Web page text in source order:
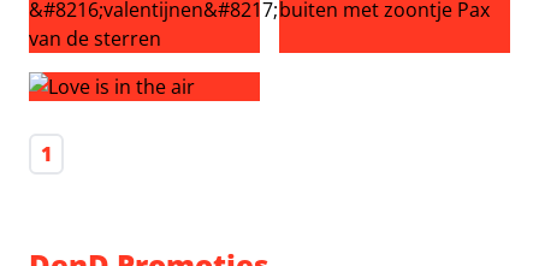
Dit zijn de ‘valentijnen’ van de sterren
1